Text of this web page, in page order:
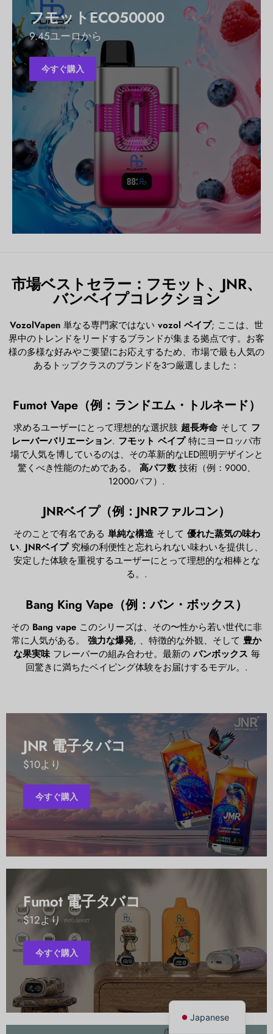
フモットECO50000
9.45ユーロから
今すぐ購入
市場ベストセラー：フモット、JNR、
バンベイプコレクション
VozolVapen 単なる専門家ではない vozol ベイプ; ここは、世
界中のトレンドをリードするブランドが集まる拠点です。お客
様の多様な好みやご要望にお応えするため、市場で最も人気の
あるトップクラスのブランドを3つ厳選しました：
Fumot Vape（例：ランドエム・トルネード）
求めるユーザーにとって理想的な選択肢 超長寿命そして フ
レーバーバリエーション. フモット ベイプ特にヨーロッパ市
場で人気を博しているのは、その革新的なLED照明デザインと
驚くべき性能のためである。 高パフ数技術（例：9000、
12000パフ）.
JNRベイプ（例：JNRファルコン）
そのことで有名である 単純な構造そして 優れた蒸気の味わ
い. JNRベイプ究極の利便性と忘れられない味わいを提供し、
安定した体験を重視するユーザーにとって理想的な相棒とな
る。.
Bang King Vape（例：バン・ボックス）
その Bang vape このシリーズは、その〜性から若い世代に非
常に人気がある。 強力な爆発, 、特徴的な外観、そして 豊か
な果実味フレーバーの組み合わせ。最新の バンボックス 毎
回驚きに満ちたベイピング体験をお届けするモデル。.
JNR 電子タバコ
$10より
今すぐ購入
Fumot 電子タバコ
$12より
今すぐ購入
Japanese
German
English
Italian
French
Spanish
Polish